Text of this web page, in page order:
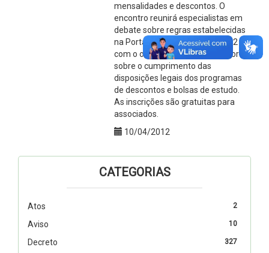
mensalidades e descontos. O
encontro reunirá especialistas em
debate sobre regras estabelecidas
na Portaria Normativa nº 2/2012
com o objetivo de orientar gestores
sobre o cumprimento das
disposições legais dos programas
de descontos e bolsas de estudo.
As inscrições são gratuitas para
associados.
10/04/2012
CATEGORIAS
2
Atos
10
Aviso
327
Decreto